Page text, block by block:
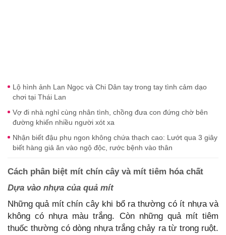
Lộ hình ảnh Lan Ngọc và Chi Dân tay trong tay tình cảm dạo
chơi tại Thái Lan
Vợ đi nhà nghỉ cùng nhân tình, chồng đưa con đứng chờ bên
đường khiến nhiều người xót xa
Nhận biết đậu phụ ngon không chứa thạch cao: Lướt qua 3 giây
biết hàng giả ăn vào ngộ độc, rước bệnh vào thân
Cách phân biệt mít chín cây và mít tiêm hóa chất
Dựa vào nhựa của quả mít
Những quả mít chín cây khi bổ ra thường có ít nhựa và
không có nhựa màu trắng. Còn những quả mít tiêm
thuốc thường có dòng nhựa trắng chảy ra từ trong ruột.